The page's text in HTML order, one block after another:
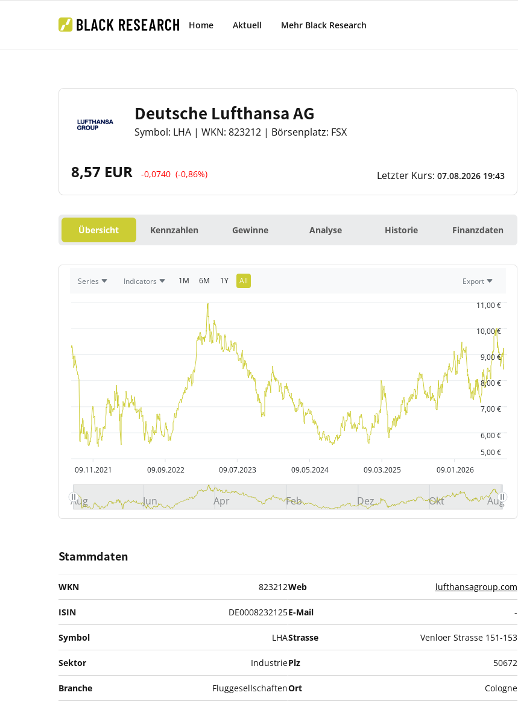
Home Aktuell Mehr Black Research
Deutsche Lufthansa AG
Symbol: LHA | WKN: 823212 | Börsenplatz: FSX
8,57 EUR -0,0740 (-0,86%) Letzter Kurs: 07.08.2026 19:43
Übersicht Kennzahlen Gewinne Analyse Historie Finanzdaten
Series Indicators 1M 6M 1Y All Export
09.11.2021 09.09.2022 09.07.2023 09.05.2024 09.03.2025 09.01.2026
5,00 €
6,00 €
7,00 €
8,00 €
9,00 €
10,00 €
11,00 €
Aug Jun Apr Feb Dez Okt Aug
Stammdaten
WKN 823212
ISIN DE0008232125
Symbol LHA
Sektor Industrie
Branche Fluggesellschaften
Web lufthansagroup.com
E-Mail -
Strasse Venloer Strasse 151-153
Plz 50672
Ort Cologne